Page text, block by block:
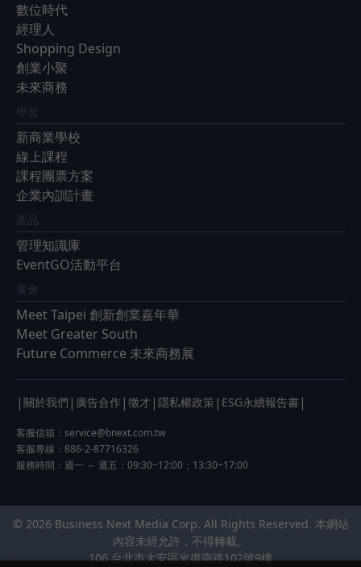
數位時代
經理人
Shopping Design
創業小聚
未來商務
學習
新商業學校
線上課程
課程團票方案
企業內訓計畫
產品
管理知識庫
EventGO活動平台
展會
Meet Taipei 創新創業嘉年華
Meet Greater South
Future Commerce 未來商務展
| 關於我們 | 廣告合作 | 徵才 | 隱私權政策 | ESG永續報告書 |
客服信箱： service@bnext.com.tw
客服專線：886-2-87716326
服務時間：週一 ～ 週五：09:30~12:00；13:30~17:00
© 2026 Business Next Media Corp. All Rights Reserved. 本網站
內容未經允許，不得轉載。
106 台北市大安區光復南路102號9樓